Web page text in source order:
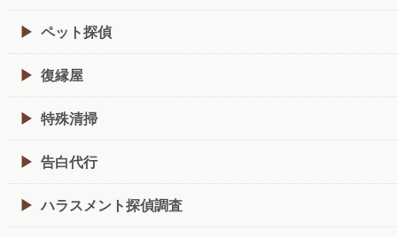
ペット探偵
復縁屋
特殊清掃
告白代行
ハラスメント探偵調査